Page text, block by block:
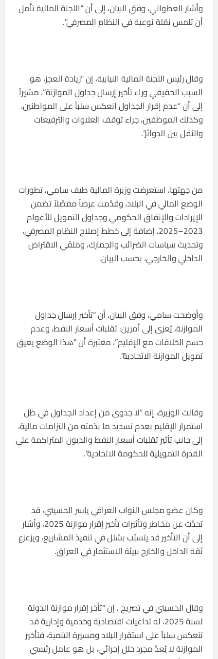
وأشار العطواني، وفق البيان، إلى أن “اللجنة المالية تأمل
أن تلمس نقلة نوعية في النظام المصرفي”.
وقال رئيس اللجنة المالية النيابية، إن “زيادة العجز، هو
السبب الحقيقي وراء تأخير إرسال جداول الموازنة”، مشيراً
إلى أن “عدم إقرار الجداول انعكس سلباً على المواطنين،
وكذلك الموظفين، جراء توقف العلاوات والترفيعات
والنقل بين الدوائر”.
من جهتها، استعرضت وزيرة المالية طيف سامي، تطورات
الوضع المالي في البلاد، وقدّمت عرضاً مفصّلاً تضمن
الإيرادات والإنفاق الحكومي وجداول التمويل للأعوام
2023–2025، إضافة إلى خطط إصلاح النظام المصرفي،
وتحديث سياسات الضرائب والجمارك، وملفَي الاقتراض
الداخلي والخارجي، بحسب البيان.
وأوضحت سامي، وفق البيان، أن “تأخير إرسال جداول
الموازنة، يُعزى إلى أمرين: تقلبات أسعار النفط، وعدم
حسم الخلافات مع الإقليم”، معتبرة أن “هذا الوضع يعيق
تمويل الموازنة الاتحادية”.
وقالت الوزيرة، إنه “لا جدوى من إعداد الجداول في ظل
استمرار الإقليم بعدم تسديد ما بذمته من التزامات مالية،
إلى جانب تأثير تقلبات أسعار النفط والديون المتراكمة على
القدرة التمويلية للحكومة الاتحادية”.
وكان عضو مجلس النواب العراقي ياسر الحسيني، قد
تحدّث عن مخاطر وتأثيرات تأخير إقرار موازنة 2025، وأشار
إلى أن التأخير قد يتسبّب بشلل في تنفيذ المشاريع، ويزعزع
ثقة الداخل والخارج ببيئة الاستثمار في العراق.
وقال الحسيني في تصريح ، إن “تأخر إقرار موازنة الدولة
لسنة 2025، له تداعيات اقتصادية وخدمية وإدارية قد
تنعكس سلباً على استقرار البلاد ومسيرة التنمية، فتأخير
الموازنة لا يُعدّ مجرد خلل إجرائي، بل هو عامل رئيسي